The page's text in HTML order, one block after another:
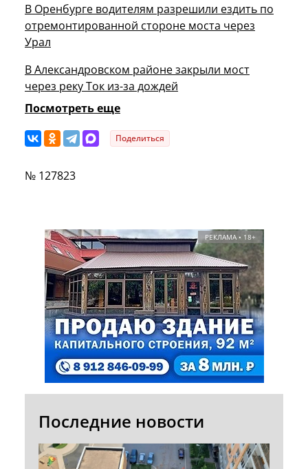
В Оренбурге водителям разрешили ездить по
отремонтированной стороне моста через
Урал
В Александровском районе закрыли мост
через реку Ток из-за дождей
Посмотреть еще
Поделиться
№ 127823
РЕКЛАМА • 18+
Последние новости